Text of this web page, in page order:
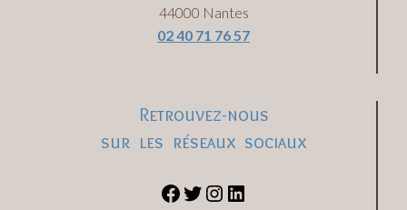
44000 Nantes
02 40 71 76 57
Retrouvez-nous
sur les réseaux sociaux